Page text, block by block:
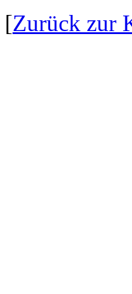
[Zurück zur